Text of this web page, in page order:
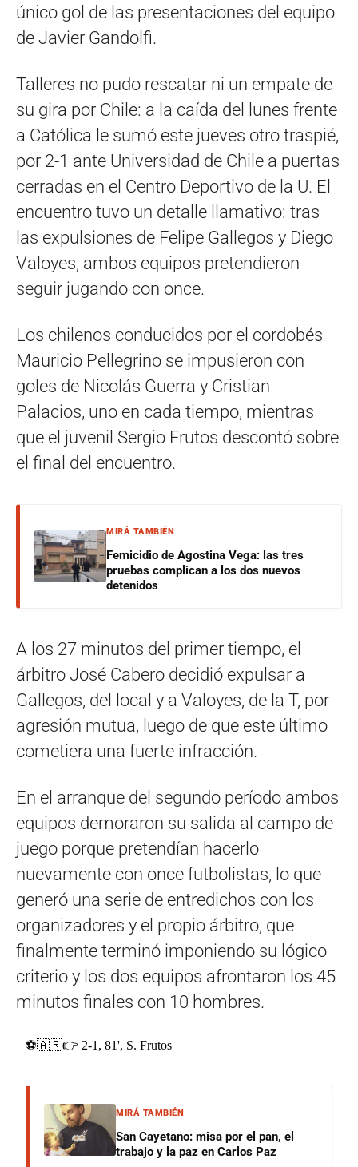
único gol de las presentaciones del equipo
de Javier Gandolfi.
Talleres no pudo rescatar ni un empate de
su gira por Chile: a la caída del lunes frente
a Católica le sumó este jueves otro traspié,
por 2-1 ante Universidad de Chile a puertas
cerradas en el Centro Deportivo de la U. El
encuentro tuvo un detalle llamativo: tras
las expulsiones de Felipe Gallegos y Diego
Valoyes, ambos equipos pretendieron
seguir jugando con once.
Los chilenos conducidos por el cordobés
Mauricio Pellegrino se impusieron con
goles de Nicolás Guerra y Cristian
Palacios, uno en cada tiempo, mientras
que el juvenil Sergio Frutos descontó sobre
el final del encuentro.
MIRÁ TAMBIÉN
Femicidio de Agostina Vega: las tres
pruebas complican a los dos nuevos
detenidos
A los 27 minutos del primer tiempo, el
árbitro José Cabero decidió expulsar a
Gallegos, del local y a Valoyes, de la T, por
agresión mutua, luego de que este último
cometiera una fuerte infracción.
En el arranque del segundo período ambos
equipos demoraron su salida al campo de
juego porque pretendían hacerlo
nuevamente con once futbolistas, lo que
generó una serie de entredichos con los
organizadores y el propio árbitro, que
finalmente terminó imponiendo su lógico
criterio y los dos equipos afrontaron los 45
minutos finales con 10 hombres.
⚽🇦🇷👉 2-1, 81', S. Frutos
MIRÁ TAMBIÉN
San Cayetano: misa por el pan, el
trabajo y la paz en Carlos Paz